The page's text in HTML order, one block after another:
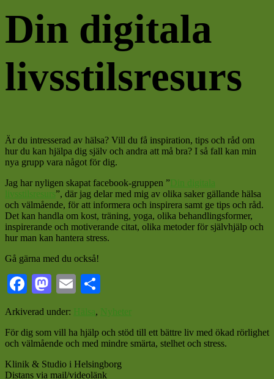
Din digitala
livsstilsresurs
Är du intresserad av hälsa? Vill du få inspiration, tips och råd om
hur du kan hjälpa dig själv och andra att må bra? I så fall kan min
nya grupp vara något för dig.
Jag har nyligen skapat facebook-gruppen ”Din digitala
livsstilsresurs”, där jag delar med mig av olika saker gällande hälsa
och välmående, för att informera och inspirera samt ge tips och råd.
Det kan handla om kost, träning, yoga, olika behandlingsformer,
inspirerande och motiverande citat, olika metoder för självhjälp och
hur man kan hantera stress.
Gå gärna med du också!
Facebook
Mastodon
Email
Arkiverad under: Hälsa, Nyheter
För dig som vill ha hjälp och stöd till ett bättre liv med ökad rörlighet
och välmående och med mindre smärta, stelhet och stress.
Klinik & Studio i Helsingborg
Distans via mail/videolänk